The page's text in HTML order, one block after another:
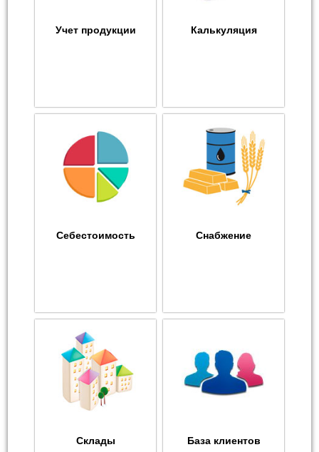
Учет продукции Калькуляция
Себестоимость Снабжение
Склады База клиентов